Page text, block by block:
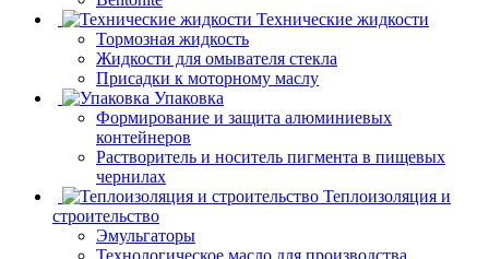
Технические жидкости
Тормозная жидкость
Жидкости для омывателя стекла
Присадки к моторному маслу
Упаковка
Формирование и защита алюминиевых
контейнеров
Растворитель и носитель пигмента в пищевых
чернилах
Теплоизоляция и
строительство
Эмульгаторы
Технологическое масло для производства